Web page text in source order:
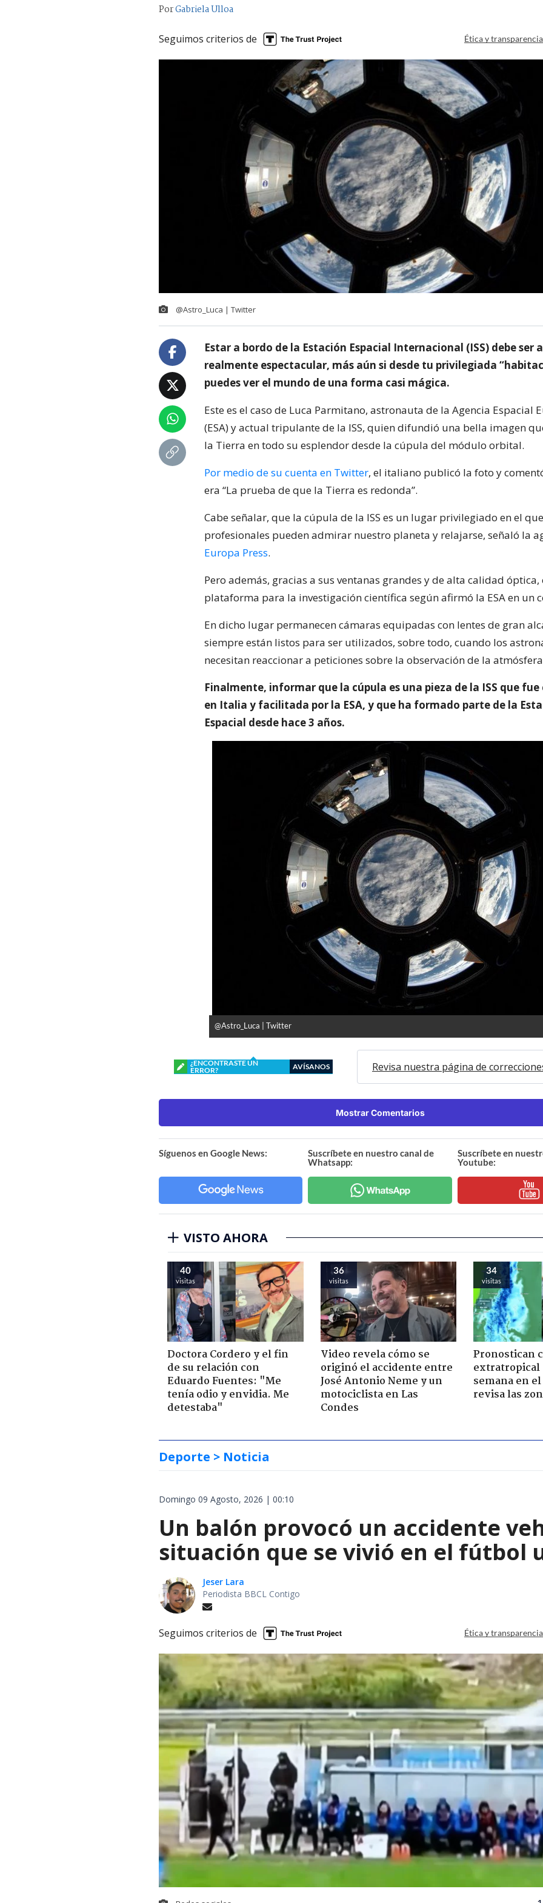
PorGabriela Ulloa
Seguimos criterios de Ética y
@Astro_Luca | Twitter
Estar a bordo de la Estación Espacial Internacional (ISS) debe ser
realmente espectacular, más aún si desde tu privilegiada
puedes ver el mundo de una forma casi mágica.
Este es el caso de Luca Parmitano, astronauta de la Agencia Espacial
(ESA) y actual tripulante de la ISS, quien difundió una bella imagen
la Tierra en todo su esplendor desde la cúpula del módulo orbital.
Por medio de su cuenta en Twitter, el italiano publicó la foto y
era “La prueba de que la Tierra es redonda”.
Cabe señalar, que la cúpula de la ISS es un lugar privilegiado en el
profesionales pueden admirar nuestro planeta y relajarse, señaló la
Europa Press.
Pero además, gracias a sus ventanas grandes y de alta calidad óptica,
plataforma para la investigación científica según afirmó la ESA en un
En dicho lugar permanecen cámaras equipadas con lentes de gran
siempre están listos para ser utilizados, sobre todo, cuando los
necesitan reaccionar a peticiones sobre la observación de la
Finalmente, informar que la cúpula es una pieza de la ISS que
en Italia y facilitada por la ESA, y que ha formado parte de la
Espacial desde hace 3 años.
@Astro_Luca | Twitter
¿ENCONTRASTE UN
ERROR?
AVÍSANOS Revisa nuestra página de
Mostrar Comentarios
Síguenos en Google News:
Suscríbete en nuestro canal de
Whatsapp:
Suscríbete en
Youtube:
VISTO AHORA
40
visitas
Doctora Cordero y el fin
de su relación con
Eduardo Fuentes: "Me
tenía odio y envidia. Me
detestaba"
36
visitas
Video revela cómo se
originó el accidente entre
José Antonio Neme y un
motociclista en Las
Condes
34
visitas
Pronostican
extratropical
semana en
revisa las
Deporte > Noticia
Domingo 09 Agosto, 2026 | 00:10
Un balón provocó un accidente
situación que se vivió en el fútbol
Jeser Lara
Periodista BBCL Contigo
Seguimos criterios de Ética y